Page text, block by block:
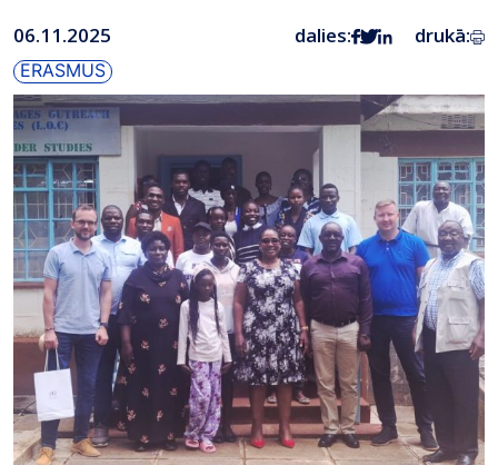
06.11.2025 dalies: drukā:
ERASMUS